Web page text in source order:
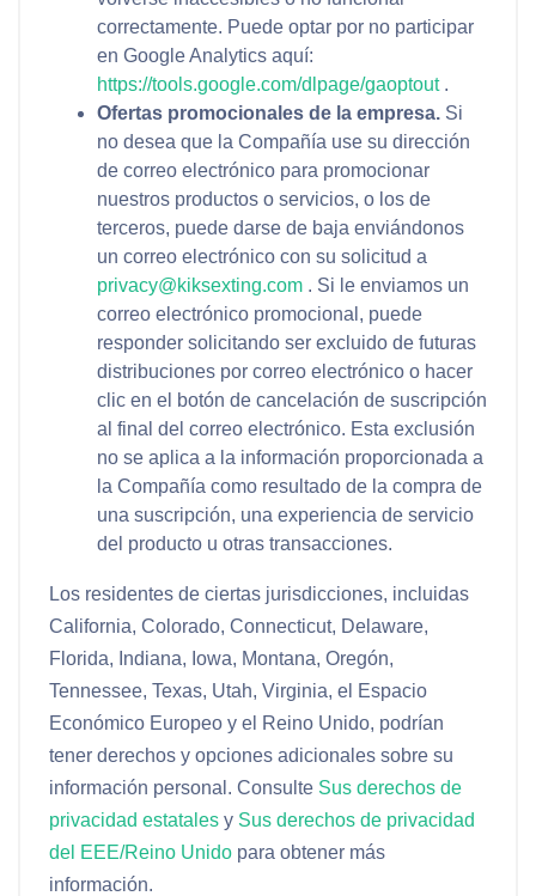
correctamente. Puede optar por no participar
en Google Analytics aquí:
https://tools.google.com/dlpage/gaoptout .
Ofertas promocionales de la empresa.Si
no desea que la Compañía use su dirección
de correo electrónico para promocionar
nuestros productos o servicios, o los de
terceros, puede darse de baja enviándonos
un correo electrónico con su solicitud a
privacy@kiksexting.com . Si le enviamos un
correo electrónico promocional, puede
responder solicitando ser excluido de futuras
distribuciones por correo electrónico o hacer
clic en el botón de cancelación de suscripción
al final del correo electrónico. Esta exclusión
no se aplica a la información proporcionada a
la Compañía como resultado de la compra de
una suscripción, una experiencia de servicio
del producto u otras transacciones.
Los residentes de ciertas jurisdicciones, incluidas
California, Colorado, Connecticut, Delaware,
Florida, Indiana, Iowa, Montana, Oregón,
Tennessee, Texas, Utah, Virginia, el Espacio
Económico Europeo y el Reino Unido, podrían
tener derechos y opciones adicionales sobre su
información personal. Consulte Sus derechos de
privacidad estatales y Sus derechos de privacidad
del EEE/Reino Unido para obtener más
información.